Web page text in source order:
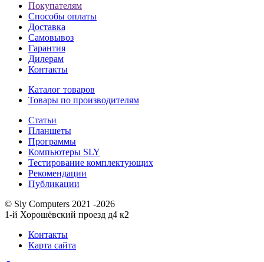
Покупателям
Способы оплаты
Доставка
Самовывоз
Гарантия
Дилерам
Контакты
Каталог товаров
Товары по производителям
Статьи
Планшеты
Программы
Компьютеры SLY
Тестирование комплектующих
Рекомендации
Публикации
© Sly Computers 2021 -2026
1-й Хорошёвский проезд д4 к2
Контакты
Карта сайта